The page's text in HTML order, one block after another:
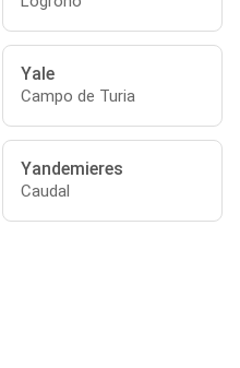
Yale
Campo de Turia
Yandemieres
Caudal